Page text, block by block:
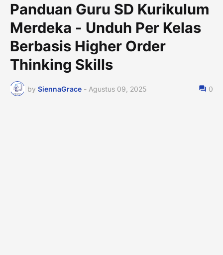
Panduan Guru SD Kurikulum
Merdeka - Unduh Per Kelas
Berbasis Higher Order
Thinking Skills
by SiennaGrace - Agustus 09, 2025 0